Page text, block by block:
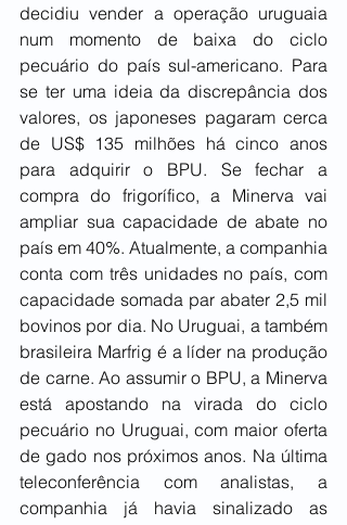
decidiu vender a operação uruguaia
num momento de baixa do ciclo
pecuário do país sul-americano. Para
se ter uma ideia da discrepância dos
valores, os japoneses pagaram cerca
de US$ 135 milhões há cinco anos
para adquirir o BPU. Se fechar a
compra do frigorífico, a Minerva vai
ampliar sua capacidade de abate no
país em 40%. Atualmente, a companhia
conta com três unidades no país, com
capacidade somada par abater 2,5 mil
bovinos por dia. No Uruguai, a também
brasileira Marfrig é a líder na produção
de carne. Ao assumir o BPU, a Minerva
está apostando na virada do ciclo
pecuário no Uruguai, com maior oferta
de gado nos próximos anos. Na última
teleconferência com analistas, a
companhia já havia sinalizado as